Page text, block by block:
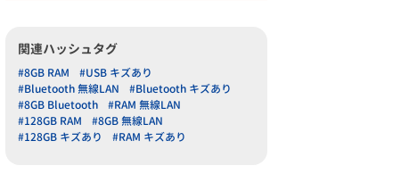
関連ハッシュタグ
#8GB RAM
#USB キズあり
#Bluetooth 無線LAN
#Bluetooth キズあり
#8GB Bluetooth
#RAM 無線LAN
#128GB RAM
#8GB 無線LAN
#128GB キズあり
#RAM キズあり